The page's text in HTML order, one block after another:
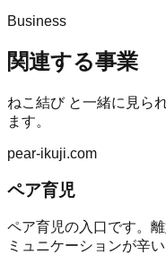
Business
関連する事業
ねこ結びと一緒に見ら
ます。
pear-ikuji.com
ペア育児
ペア育児の入口です。
ミュニケーションが辛